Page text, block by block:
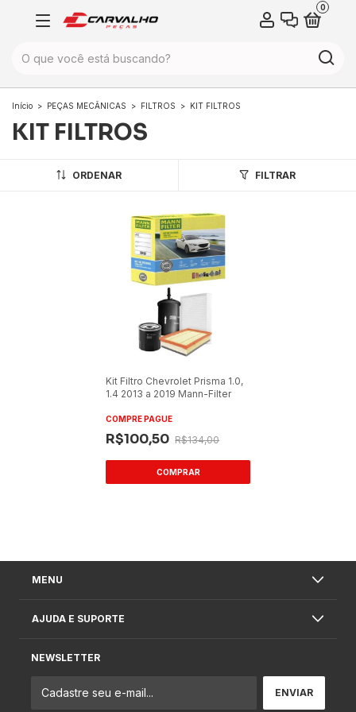
0
Início > PEÇAS MECÂNICAS > FILTROS > KIT FILTROS
KIT FILTROS
ORDENAR FILTRAR
Kit Filtro Chevrolet Prisma 1.0,
1.4 2013 a 2019 Mann-Filter
COMPRE PAGUE
R$100,50 R$134,00
MENU
AJUDA E SUPORTE
NEWSLETTER